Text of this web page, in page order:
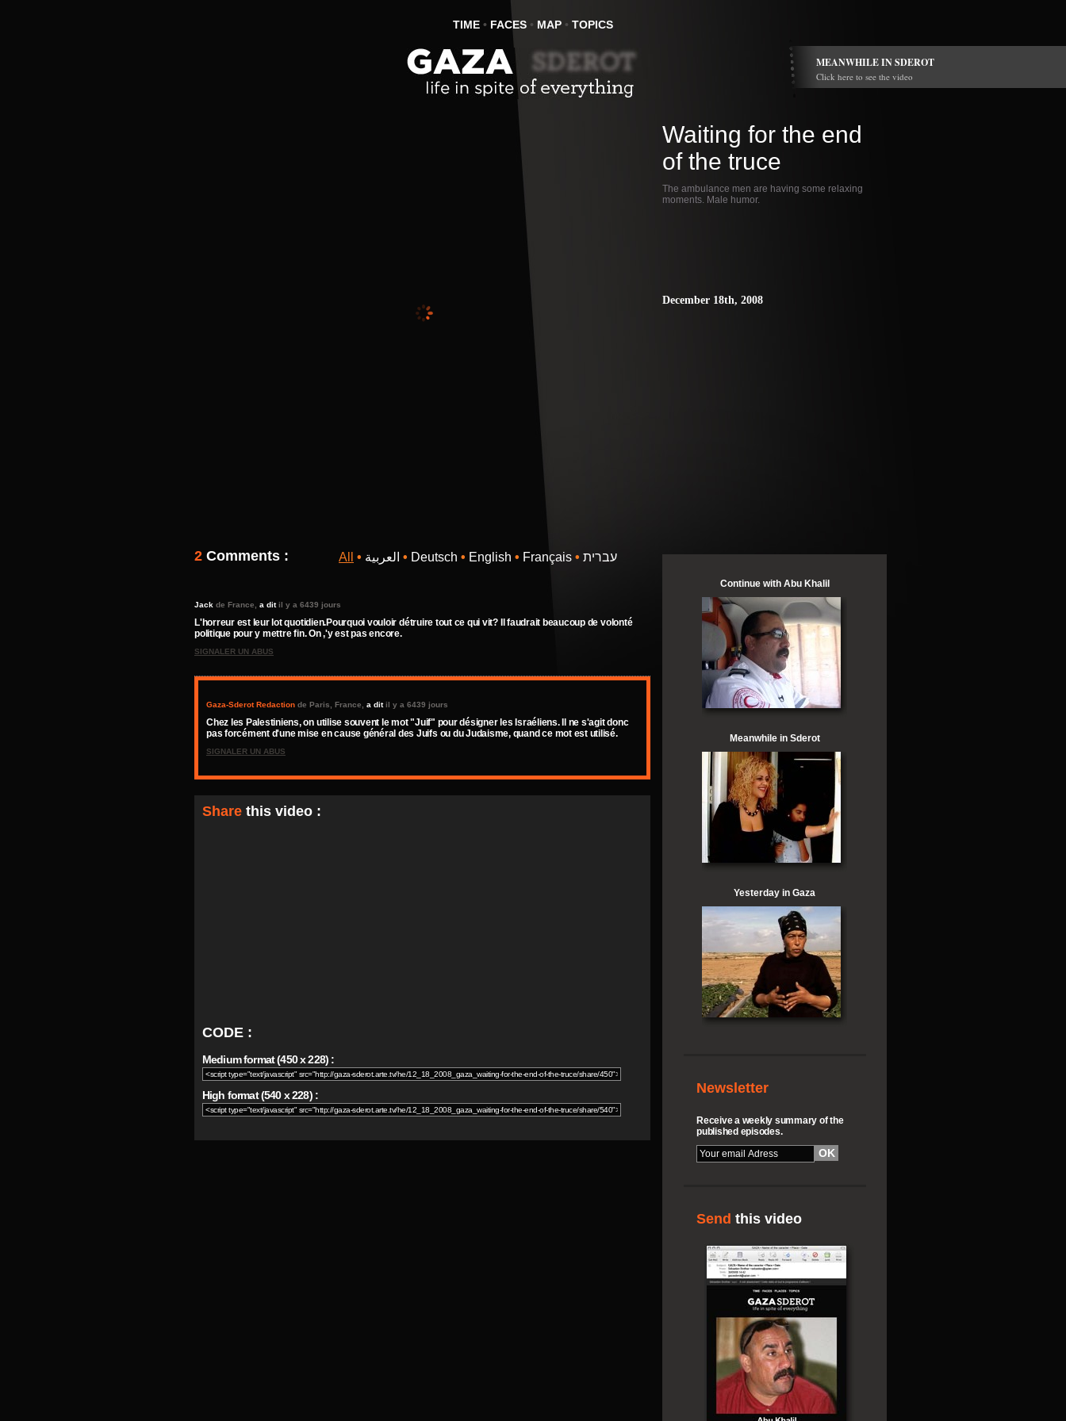
TIME • FACES • MAP • TOPICS
2 Comments : All • العربية • Deutsch • English • Français • עברית
Jack de France, a ditil y a 6439 jours
L'horreur est leur lot quotidien.Pourquoi vouloir détruire tout ce qui vit? Il faudrait beaucoup de volonté
politique pour y mettre fin. On ,'y est pas encore.
SIGNALER UN ABUS
Gaza-Sderot Redaction de Paris, France, a ditil y a 6439 jours
Chez les Palestiniens, on utilise souvent le mot "Juif" pour désigner les Israéliens. Il ne s'agit donc
pas forcément d'une mise en cause général des Juifs ou du Judaisme, quand ce mot est utilisé.
SIGNALER UN ABUS
Share this video :
CODE :
Medium format (450 x 228) :
High format (540 x 228) :
Waiting for the end
of the truce
The ambulance men are having some relaxing
moments. Male humor.
December 18th, 2008
Continue with Abu Khalil
Meanwhile in Sderot
Yesterday in Gaza
Newsletter
Receive a weekly summary of the
published episodes.
Send this video
MEANWHILE IN SDEROT
Click here to see the video